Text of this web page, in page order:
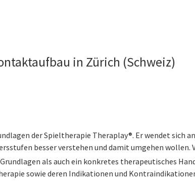
in Zürich (Schweiz)
der Spieltherapie Theraplay®. Er wendet sich
besser verstehen und damit umgehen
als auch ein konkretes therapeutisches
sowie deren Indikationen und